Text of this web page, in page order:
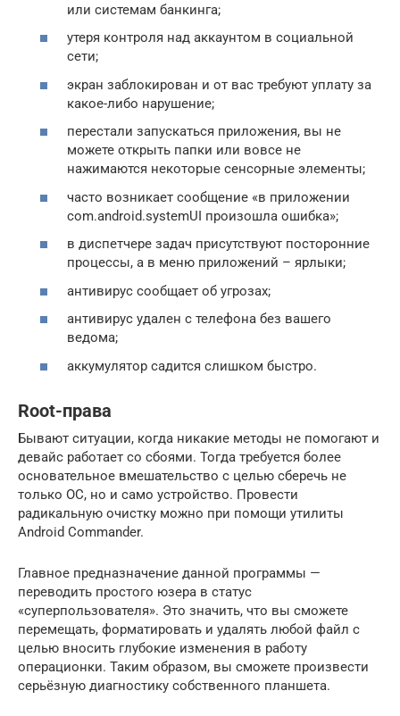
или системам банкинга;
утеря контроля над аккаунтом в социальной
сети;
экран заблокирован и от вас требуют уплату за
какое-либо нарушение;
перестали запускаться приложения, вы не
можете открыть папки или вовсе не
нажимаются некоторые сенсорные элементы;
часто возникает сообщение «в приложении
com.android.systemUI произошла ошибка»;
в диспетчере задач присутствуют посторонние
процессы, а в меню приложений – ярлыки;
антивирус сообщает об угрозах;
антивирус удален с телефона без вашего
ведома;
аккумулятор садится слишком быстро.
Root-права
Бывают ситуации, когда никакие методы не помогают и
девайс работает со сбоями. Тогда требуется более
основательное вмешательство с целью сберечь не
только ОС, но и само устройство. Провести
радикальную очистку можно при помощи утилиты
Android Commander.
Главное предназначение данной программы —
переводить простого юзера в статус
«суперпользователя». Это значить, что вы сможете
перемещать, форматировать и удалять любой файл с
целью вносить глубокие изменения в работу
операционки. Таким образом, вы сможете произвести
серьёзную диагностику собственного планшета.